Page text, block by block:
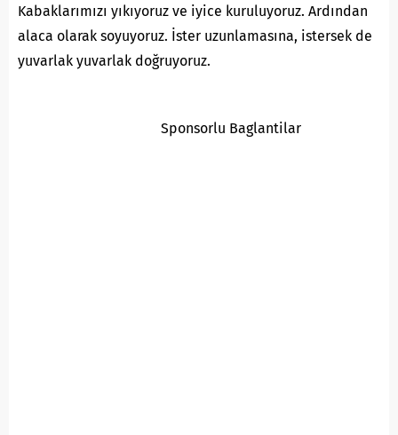
Kabaklarımızı yıkıyoruz ve iyice kuruluyoruz. Ardından
alaca olarak soyuyoruz. İster uzunlamasına, istersek de
yuvarlak yuvarlak doğruyoruz.
Sponsorlu Baglantilar